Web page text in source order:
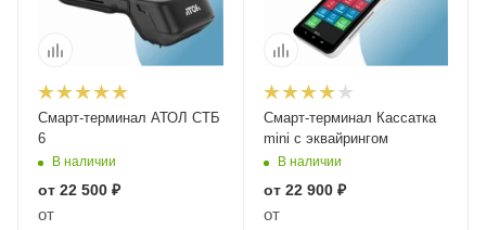
Смарт-терминал АТОЛ СТБ
6
В наличии
от 22 500 ₽
от
Смарт-терминал Кассатка
mini с эквайрингом
В наличии
от 22 900 ₽
от